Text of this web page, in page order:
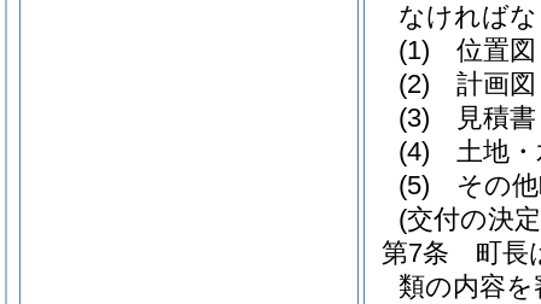
なければ
(1)
位置図
(2)
計画図
(3)
見積書
(4)
土地
(5)
その
(交付の決
第7条
町長
類の内容